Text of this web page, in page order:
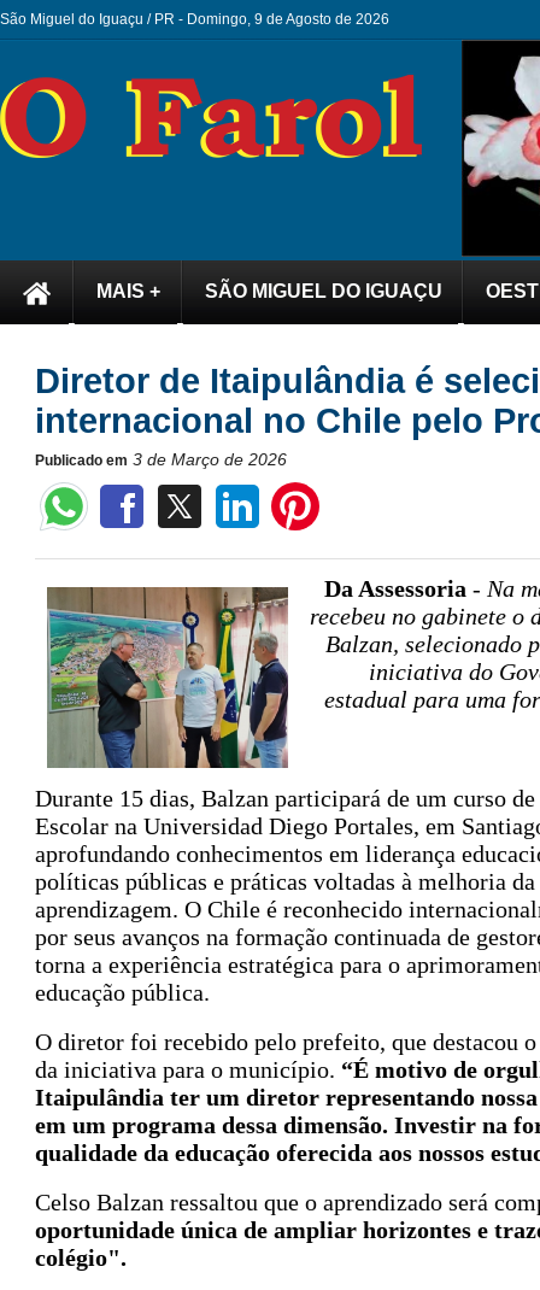
São Miguel do Iguaçu / PR - Domingo, 9 de Agosto de 2026
MAIS + SÃO MIGUEL DO IGUAÇU
Diretor de Itaipulândia é
internacional no Chile pelo
Publicado em 3 de Março de 2026
Da Assessoria - Na
recebeu no gabinete o
Balzan, selecionado
iniciativa do
estadual para uma
Durante 15 dias, Balzan participará de um curso de
Escolar na Universidad Diego Portales, em
aprofundando conhecimentos em liderança
políticas públicas e práticas voltadas à melhoria da
aprendizagem. O Chile é reconhecido
por seus avanços na formação continuada de
torna a experiência estratégica para o
educação pública.
O diretor foi recebido pelo prefeito, que destacou
da iniciativa para o município. “É motivo de
Itaipulândia ter um diretor representando
em um programa dessa dimensão. Investir na
qualidade da educação oferecida aos nossos
Celso Balzan ressaltou que o aprendizado será
oportunidade única de ampliar horizontes e
colégio".